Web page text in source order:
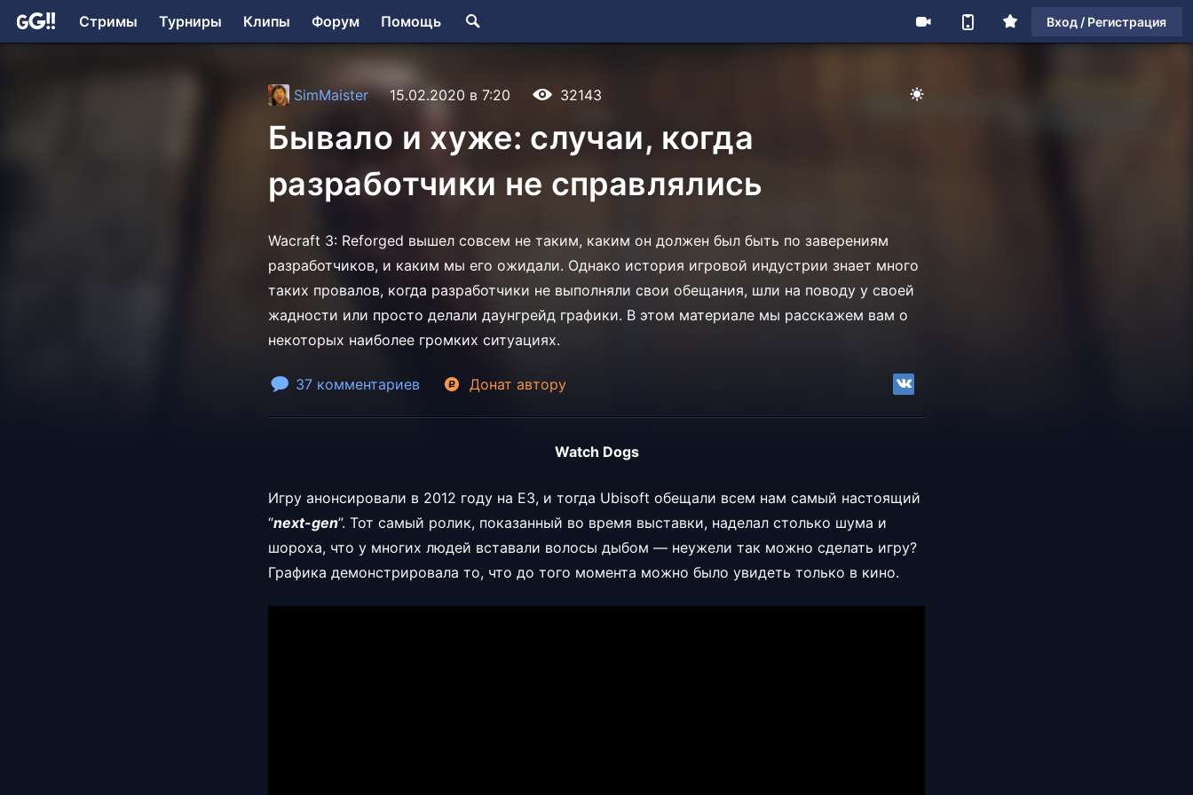
Стримы Турниры Клипы Форум Помощь Вход / Регистрация
SimMaister 15.02.2020 в 7:20 32143
Бывало и хуже: случаи, когда
разработчики не справлялись
Wacraft 3: Reforged вышел совсем не таким, каким он должен был быть по заверениям
разработчиков, и каким мы его ожидали. Однако история игровой индустрии знает много
таких провалов, когда разработчики не выполняли свои обещания, шли на поводу у своей
жадности или просто делали даунгрейд графики. В этом материале мы расскажем вам о
некоторых наиболее громких ситуациях.
37 комментариев Донат автору
Watch Dogs
Игру анонсировали в 2012 году на E3, и тогда Ubisoft обещали всем нам самый настоящий
“next-gen”. Тот самый ролик, показанный во время выставки, наделал столько шума и
шороха, что у многих людей вставали волосы дыбом — неужели так можно сделать игру?
Графика демонстрировала то, что до того момента можно было увидеть только в кино.